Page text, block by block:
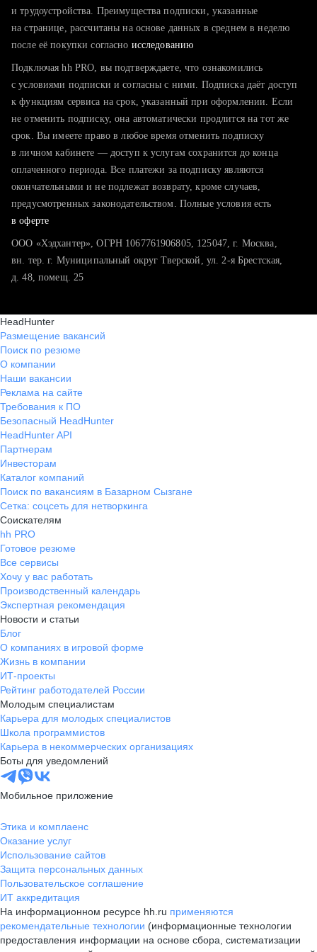
тратите много времени на поиск и вручную поднимаете
хотите сравнить себя с конкурентами и оценить шансы
и трудоустройства. Преимущества подписки, указанные
на странице, рассчитаны на основе данных в среднем в неделю
после её покупки согласно исследованию
Подключая hh PRO, вы подтверждаете, что ознакомились
с условиями подписки и согласны с ними. Подписка даёт доступ
к функциям сервиса на срок, указанный при оформлении. Если
не отменить подписку, она автоматически продлится на тот же
срок. Вы имеете право в любое время отменить подписку
в личном кабинете — доступ к услугам сохранится до конца
оплаченного периода. Все платежи за подписку являются
окончательными и не подлежат возврату, кроме случаев,
предусмотренных законодательством. Полные условия есть
в оферте
ООО «Хэдхантер», ОГРН 1067761906805, 125047, г. Москва,
вн. тер. г. Муниципальный округ Тверской, ул. 2-я Брестская,
д. 48, помещ. 25
HeadHunter
Размещение вакансий
Поиск по резюме
О компании
Наши вакансии
Реклама на сайте
Требования к ПО
Безопасный HeadHunter
HeadHunter API
Партнерам
Инвесторам
Каталог компаний
Поиск по вакансиям в Базарном Сызгане
Сетка: соцсеть для нетворкинга
Соискателям
hh PRO
Готовое резюме
Все сервисы
Хочу у вас работать
Производственный календарь
Экспертная рекомендация
Новости и статьи
Блог
О компаниях в игровой форме
Жизнь в компании
ИТ-проекты
Рейтинг работодателей России
Молодым специалистам
Карьера для молодых специалистов
Школа программистов
Карьера в некоммерческих организациях
Боты для уведомлений
Мобильное приложение
Этика и комплаенс
Оказание услуг
Использование сайтов
Защита персональных данных
Пользовательское соглашение
ИТ аккредитация
На информационном ресурсе hh.ru применяются
рекомендательные технологии (информационные технологии
предоставления информации на основе сбора, систематизации